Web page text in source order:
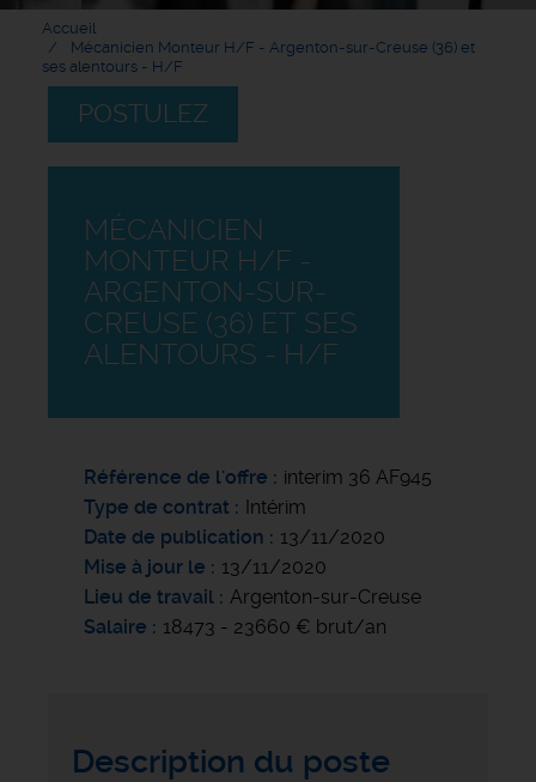
Accueil
Mécanicien Monteur H/F - Argenton-sur-Creuse (36) et
ses alentours - H/F
POSTULEZ
MÉCANICIEN
MONTEUR H/F -
ARGENTON-SUR-
CREUSE (36) ET SES
ALENTOURS - H/F
Référence de l'offre
interim 36 AF945
Type de contrat
Intérim
Date de publication
13/11/2020
Mise à jour le
13/11/2020
Lieu de travail
Argenton-sur-Creuse
Salaire
18473 - 23660 € brut/an
Description du poste